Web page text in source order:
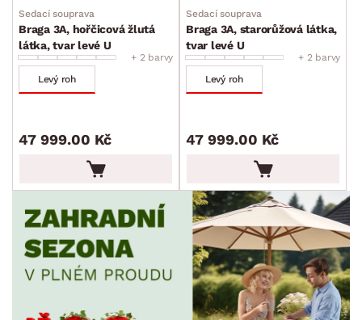
Sedací souprava
Braga 3A, hořčicová žlutá
látka, tvar levé U
+ 2 barvy
Levý roh
47 999.00 Kč
Sedací souprava
Braga 3A, starorůžová látka,
tvar levé U
+ 2 barvy
Levý roh
47 999.00 Kč